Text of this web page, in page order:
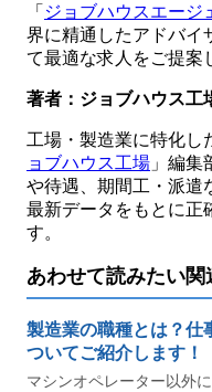
「 ジョブハウスエージ
界に精通したアドバイ
て最適な求人をご提案
著者：ジョブハウス工
工場・製造業に特化し
ョブハウス工場 」編集
や待遇、期間工・派遣
最新データをもとに正
す。
あわせて読みたい関
製造業の職種とは？仕
ついてご紹介します！
マシンオペレーター以外